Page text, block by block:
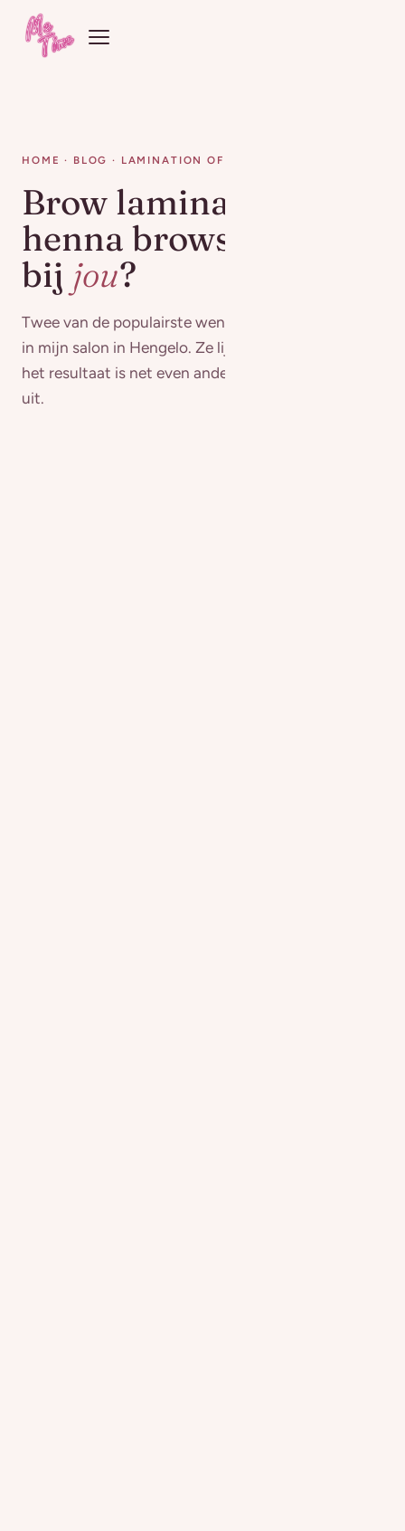
HOME · BLOG · LAMINATION OF HENNA
Brow lamination of
henna brows: wat past
bij jou?
Twee van de populairste wenkbrauwbehandelingen
in mijn salon in Hengelo. Ze lijken op elkaar, maar
het resultaat is net even anders. Ik leg het verschil
uit.